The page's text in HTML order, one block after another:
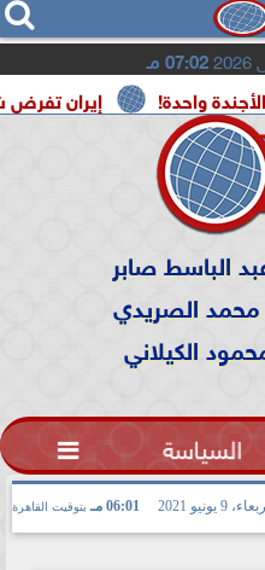

07:02 مـ
إيران تفرض شروطها
الباسط صابر
الصريدي
الكيلاني
السياسة 
9 يونيو 2021 06:01 مـ بتوقيت القاهرة